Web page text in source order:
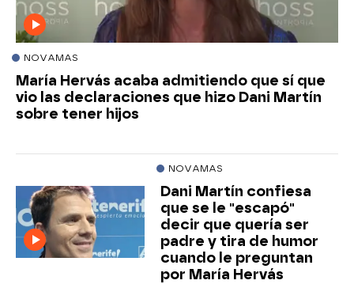
NOVAMAS
María Hervás acaba admitiendo que sí que
vio las declaraciones que hizo Dani Martín
sobre tener hijos
NOVAMAS
Dani Martín confiesa
que se le "escapó"
decir que quería ser
padre y tira de humor
cuando le preguntan
por María Hervás